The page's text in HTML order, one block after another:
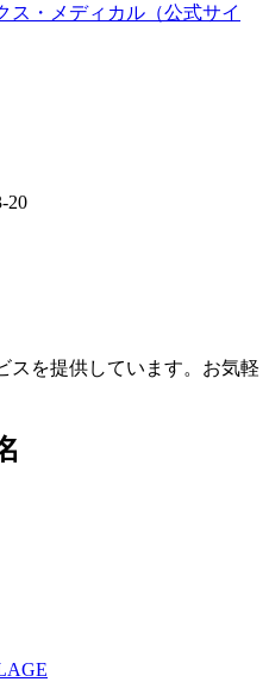
ス・メディカル（公式サイ
20
スを提供しています。お気軽